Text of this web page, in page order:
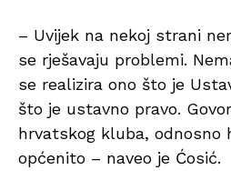
– Uvijek na nekoj strani
se rješavaju problemi.
se realizira ono što je
što je ustavno pravo.
hrvatskog kluba, odnosno
općenito – naveo je Ćosić.